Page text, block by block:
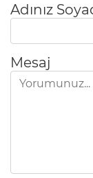
Adınız
Mesaj